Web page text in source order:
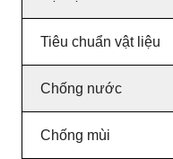
Tiêu chuẩn vật liệu
Chống nước
Chống mùi